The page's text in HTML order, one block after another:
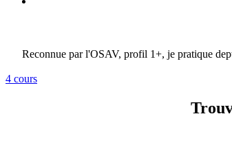
Reconnue par l'OSAV, profil 1+, je pratique
4 cours